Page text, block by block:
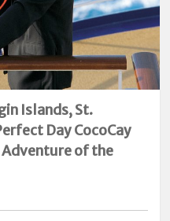
Islands, St.
Day CocoCay
Adventure of the